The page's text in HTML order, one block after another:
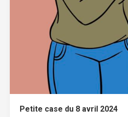
Petite case du 8 avril 2024